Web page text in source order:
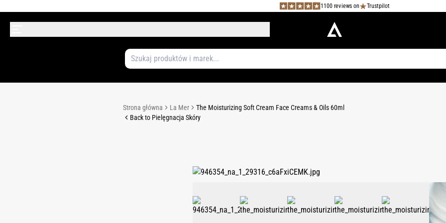
1100 reviews on Trustpilot
Strona główna La Mer
The Moisturizing Soft Cream Face Creams & Oils 60ml
Back to Pielęgnacja Skóry